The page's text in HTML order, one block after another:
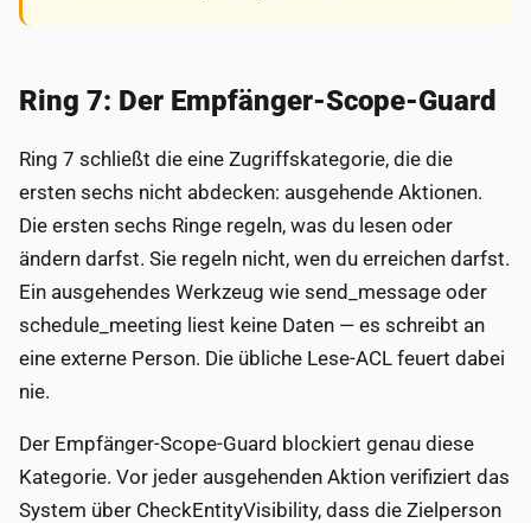
Ring 7: Der Empfänger-Scope-Guard
Ring 7 schließt die eine Zugriffskategorie, die die
ersten sechs nicht abdecken: ausgehende Aktionen.
Die ersten sechs Ringe regeln, was du lesen oder
ändern darfst. Sie regeln nicht, wen du erreichen darfst.
Ein ausgehendes Werkzeug wie send_message oder
schedule_meeting liest keine Daten — es schreibt an
eine externe Person. Die übliche Lese-ACL feuert dabei
nie.
Der Empfänger-Scope-Guard blockiert genau diese
Kategorie. Vor jeder ausgehenden Aktion verifiziert das
System über CheckEntityVisibility, dass die Zielperson